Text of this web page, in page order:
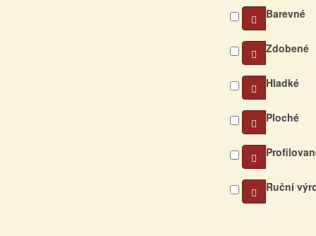
Barevné
Zdobené
Hladké
Ploché
Ruční